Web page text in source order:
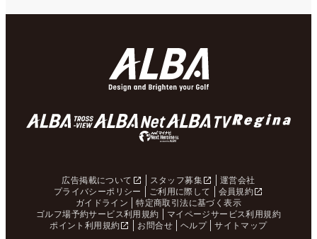
広告掲載について スタッフ募集
運営会社
プライバシーポリシー
ご利用に際して
会員規約
ガイドライン
特定商取引法に基づく表示
ゴルフ場予約サービス利用規約
マイページサービス利用規約
ポイント利用規約
お問合せ ヘルプ サイトマップ